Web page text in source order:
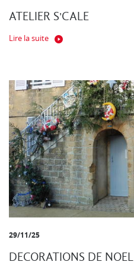
ATELIER S'CALE
Lire la suite
29/11/25
DECORATIONS DE NOEL